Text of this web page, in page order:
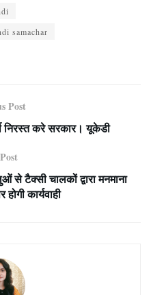
samachar
Post
निरस्त करे सरकार। यूकेडी
से टैक्सी चालकों द्वारा मनमाना
कार्यवाही